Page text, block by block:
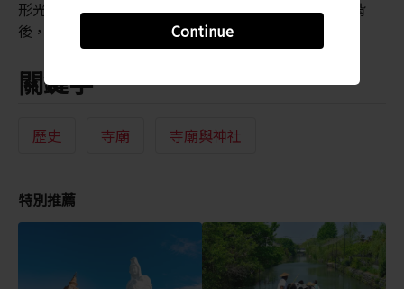
Continue
形光琳（1658-1716 年）的富士山繪畫。寺廟屋宇的背
後，是以前久留米藩世世代代藩主的墓園。
關鍵字
歷史 寺廟 寺廟與神社
特別推薦